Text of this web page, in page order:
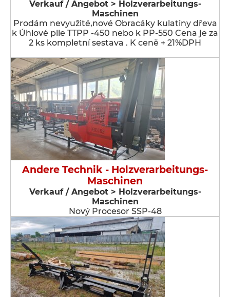
Verkauf / Angebot > Holzverarbeitungs-
Maschinen
Prodám nevyužité,nové Obracáky kulatiny dřeva
k Úhlové pile TTPP -450 nebo k PP-550 Cena je za
2 ks kompletní sestava . K ceně + 21%DPH
Andere Technik - Holzverarbeitungs-
Maschinen
Verkauf / Angebot > Holzverarbeitungs-
Maschinen
Nový Procesor SSP-48